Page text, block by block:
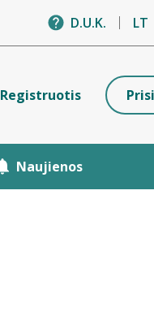
D.U.K. LT
Registruotis
Naujienos